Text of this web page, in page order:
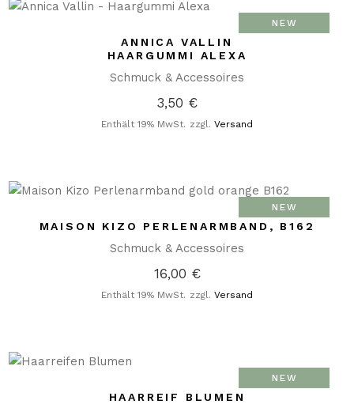
NEW
ANNICA VALLIN
HAARGUMMI ALEXA
Schmuck & Accessoires
3,50 €
Enthält 19% MwSt. zzgl. Versand
NEW
MAISON KIZO PERLENARMBAND, B162
Schmuck & Accessoires
16,00 €
Enthält 19% MwSt. zzgl. Versand
NEW
HAARREIF BLUMEN